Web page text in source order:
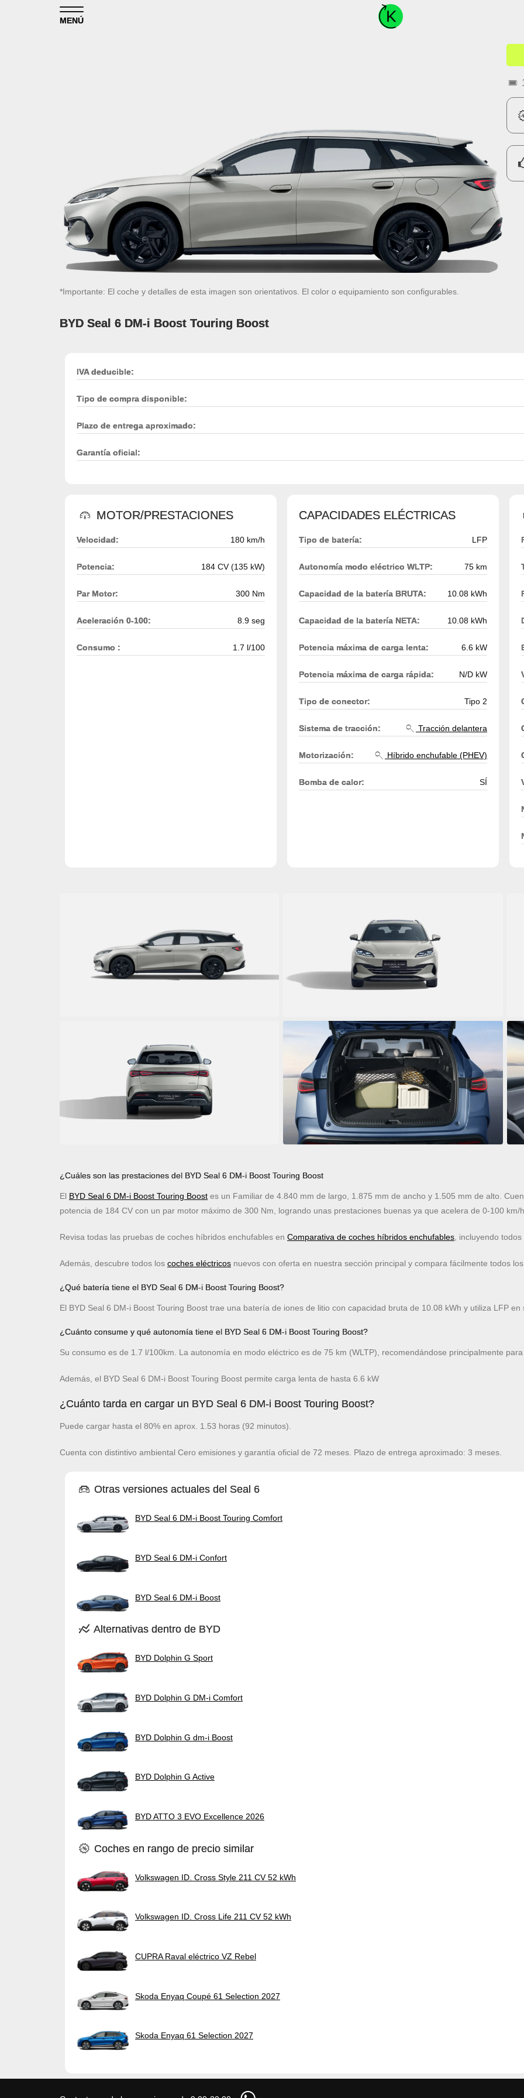
MENÚ
*Importante: El coche y detalles de esta imagen son orientativos. El color o equipamiento son configurables.
BYD Seal 6 DM-i Boost Touring Boost
IVA deducible:
Tipo de compra disponible:
Plazo de entrega aproximado:
Garantía oficial:
MOTOR/PRESTACIONES
Velocidad: 180 km/h
Potencia: 184 CV (135 kW)
Par Motor: 300 Nm
Aceleración 0-100: 8.9 seg
Consumo : 1.7 l/100
CAPACIDADES ELÉCTRICAS
Tipo de batería: LFP
Autonomía modo eléctrico WLTP: 75 km
Capacidad de la batería BRUTA: 10.08 kWh
Capacidad de la batería NETA: 10.08 kWh
Potencia máxima de carga lenta: 6.6 kW
Potencia máxima de carga rápida: N/D kW
Tipo de conector: Tipo 2
Sistema de tracción: Tracción delantera
Motorización: Híbrido enchufable (PHEV)
Bomba de calor: SÍ
¿Cuáles son las prestaciones del BYD Seal 6 DM-i Boost Touring Boost
El BYD Seal 6 DM-i Boost Touring Boost es un Familiar de 4.840 mm de largo, 1.875 mm de ancho y 1.505 mm de alto.
potencia de 184 CV con un par motor máximo de 300 Nm, logrando unas prestaciones buenas ya que acelera de 0-100 km/
Revisa todas las pruebas de coches híbridos enchufables en Comparativa de coches híbridos enchufables, incluyendo
Además, descubre todos los coches eléctricos nuevos con oferta en nuestra sección principal y compara fácilmente todos
¿Qué batería tiene el BYD Seal 6 DM-i Boost Touring Boost?
El BYD Seal 6 DM-i Boost Touring Boost trae una batería de iones de litio con capacidad bruta de 10.08 kWh y utiliza LFP en
¿Cuánto consume y qué autonomía tiene el BYD Seal 6 DM-i Boost Touring Boost?
Su consumo es de 1.7 l/100km. La autonomía en modo eléctrico es de 75 km (WLTP), recomendándose principalmente
Además, el BYD Seal 6 DM-i Boost Touring Boost permite carga lenta de hasta 6.6 kW
¿Cuánto tarda en cargar un BYD Seal 6 DM-i Boost Touring Boost?
Puede cargar hasta el 80% en aprox. 1.53 horas (92 minutos).
Cuenta con distintivo ambiental Cero emisiones y garantía oficial de 72 meses. Plazo de entrega aproximado: 3 meses.
Otras versiones actuales del Seal 6
BYD Seal 6 DM-i Boost Touring Comfort
BYD Seal 6 DM-i Confort
BYD Seal 6 DM-i Boost
Alternativas dentro de BYD
BYD Dolphin G Sport
BYD Dolphin G DM-i Comfort
BYD Dolphin G dm-i Boost
BYD Dolphin G Active
BYD ATTO 3 EVO Excellence 2026
Coches en rango de precio similar
Volkswagen ID. Cross Style 211 CV 52 kWh
Volkswagen ID. Cross Life 211 CV 52 kWh
CUPRA Raval eléctrico VZ Rebel
Skoda Enyaq Coupé 61 Selection 2027
Skoda Enyaq 61 Selection 2027